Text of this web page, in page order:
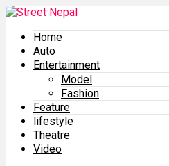
Home
Auto
Entertainment
Model
Fashion
Feature
lifestyle
Theatre
Video